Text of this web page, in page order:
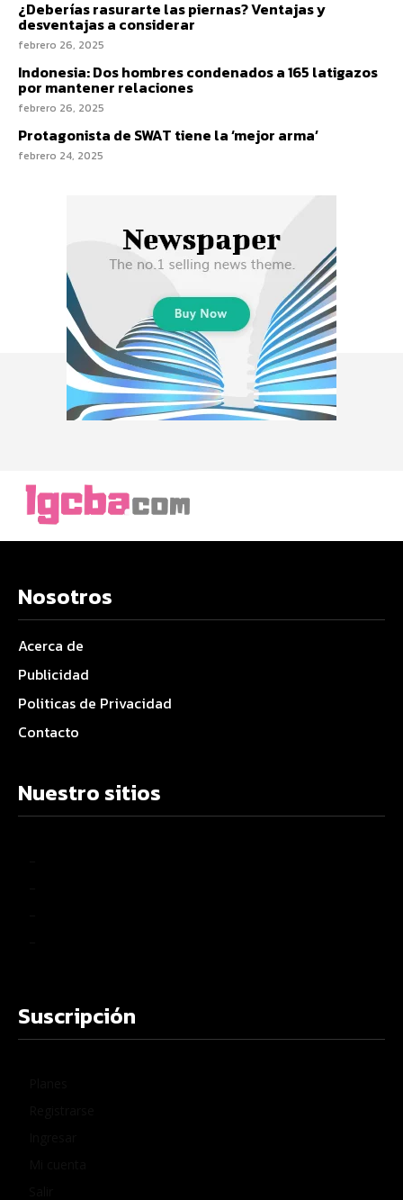
¿Deberías rasurarte las piernas? Ventajas y
desventajas a considerar
febrero 26, 2025
Indonesia: Dos hombres condenados a 165 latigazos
por mantener relaciones
febrero 26, 2025
Protagonista de SWAT tiene la ‘mejor arma’
febrero 24, 2025
Nosotros
Acerca de
Publicidad
Politicas de Privacidad
Contacto
Nuestro sitios
Suscripción